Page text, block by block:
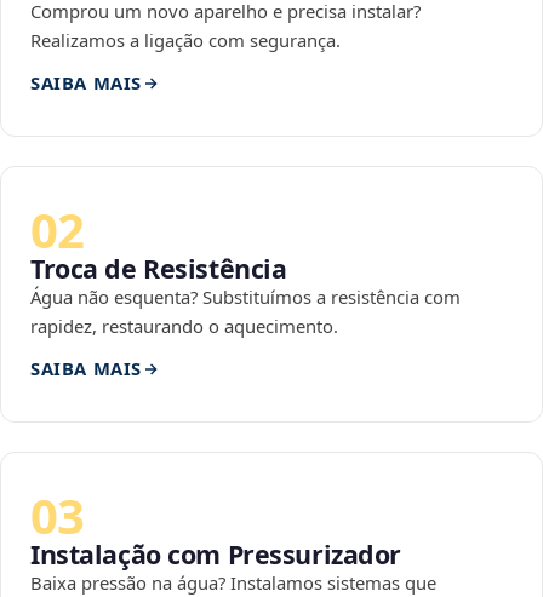
Comprou um novo aparelho e precisa instalar?
Realizamos a ligação com segurança.
SAIBA MAIS
02
Troca de Resistência
Água não esquenta? Substituímos a resistência com
rapidez, restaurando o aquecimento.
SAIBA MAIS
03
Instalação com Pressurizador
Baixa pressão na água? Instalamos sistemas que